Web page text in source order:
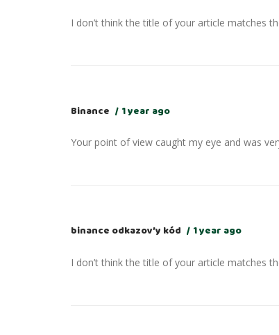
I don’t think the title of your article matches
Binance 1 year ago
Your point of view caught my eye and was
binance odkazov’y kód 1 year ago
I don’t think the title of your article matches